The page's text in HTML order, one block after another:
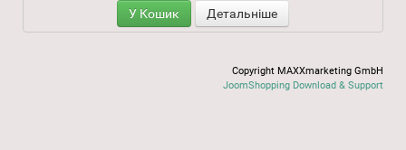
У Кошик Детальніше
Copyright MAXXmarketing GmbH
JoomShopping Download & Support